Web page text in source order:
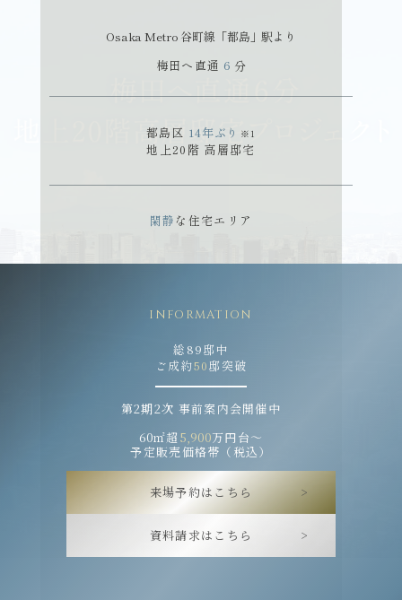
コンセプト
DESIGN
デザイン
クオリティ ゼッチ・マンション
物件概要
Osaka Metro 谷町線「都島」駅より
梅田へ直通 6 分
都島区 14年ぶり ※1
地上20階 高層邸宅
閑静 な住宅エリア
INFORMATION
総89邸中
ご成約50邸突破
第2期2次 事前案内会開催中
60㎡超 5,900万円台〜
予定販売価格帯（税込）
来場予約はこちら
資料請求はこちら